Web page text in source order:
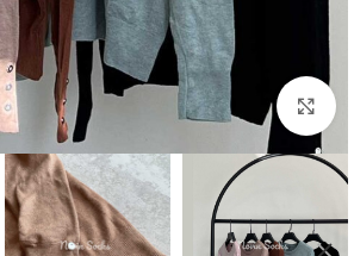
بزرگنمایی تصویر